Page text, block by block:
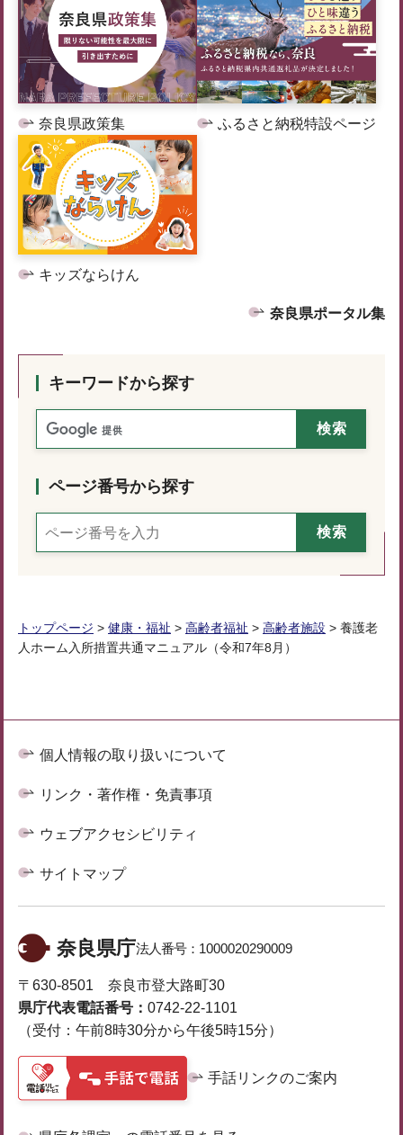
奈良県政策集 ふるさと納税特設ページ
キッズならけん
奈良県ポータル集
キーワードから探す
ページ番号から探す
トップページ > 健康・福祉 > 高齢者福祉 > 高齢者施設 > 養護老
人ホーム入所措置共通マニュアル（令和7年8月）
個人情報の取り扱いについて
リンク・著作権・免責事項
ウェブアクセシビリティ
サイトマップ
奈良県庁法人番号： 1000020290009
〒630-8501 奈良市登大路町30
県庁代表電話番号： 0742-22-1101
（受付：午前8時30分から午後5時15分）
手話リンクのご案内